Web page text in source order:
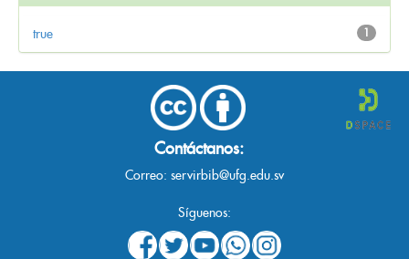
1
true
Contáctanos:
Correo: servirbib@ufg.edu.sv
Síguenos: